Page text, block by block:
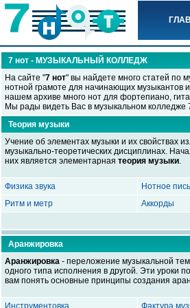
7 нот - МУЗЫКАЛЬНЫЙ КОЛЛЕДЖ
На сайте "7 нот" вы найдете много статей по
нотной грамоте для начинающих музыкантов
нашем архиве много нот для фортепиано,
Мы рады видеть Вас в музыкальном колледже
Теория музыки
Учение об элементах музыки и их свойствах
музыкально-теоретических дисциплинах.
них является элементарная теория музыки.
Физика звука
Нотное
Ритм и метр
Аккорды
Аранжировка
Аранжировка - переложение музыкальной
одного типа исполнения в другой. Эти уроки
вам понять основные принципы создания
Инструментовка
Фактура